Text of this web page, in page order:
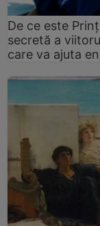
De ce este
secretă a
care va ajuta